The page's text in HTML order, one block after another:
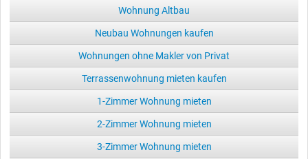
Wohnung Altbau
Neubau Wohnungen kaufen
Wohnungen ohne Makler von Privat
Terrassenwohnung mieten kaufen
1-Zimmer Wohnung mieten
2-Zimmer Wohnung mieten
3-Zimmer Wohnung mieten